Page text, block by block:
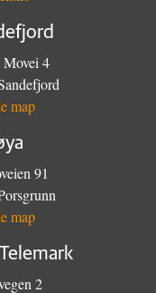
Movei 4
map
91
map
2